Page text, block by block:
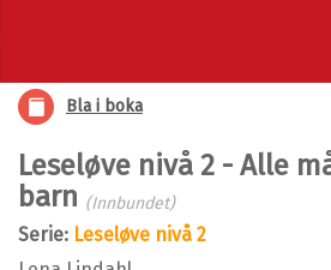
Bla i boka
Leseløve nivå 2 - Alle
barn (Innbundet)
Serie: Leseløve nivå 2